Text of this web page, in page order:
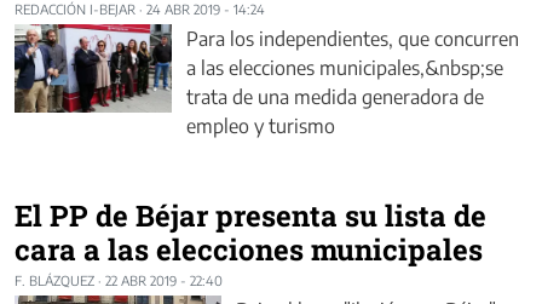
REDACCIÓN I-BEJAR · 24 ABR 2019 - 14:24
Para los independientes, que concurren
a las elecciones municipales,&nbsp;se
trata de una medida generadora de
empleo y turismo
El PP de Béjar presenta su lista de
cara a las elecciones municipales
F. BLÁZQUEZ · 22 ABR 2019 - 22:40